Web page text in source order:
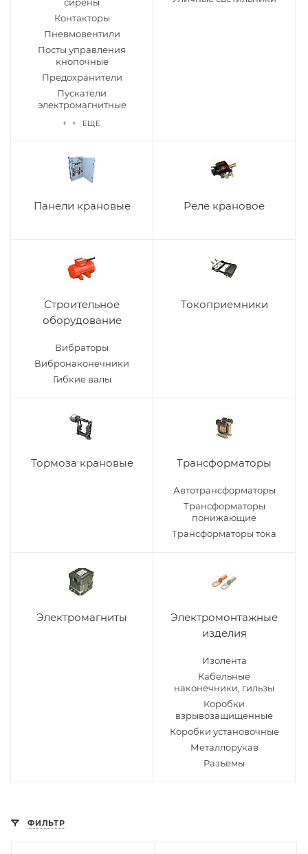
Контакторы
Пневмовентили
Посты управления
кнопочные
Предохранители
Пускатели
электромагнитные
+ + ЕЩЕ
Панели крановые Реле крановое
Строительное
оборудование
Вибраторы
Вибронаконечники
Гибкие валы
Токоприемники
Тормоза крановые Трансформаторы
Автотрансформаторы
Трансформаторы
понижающие
Трансформаторы тока
Электромагниты
Электромонтажные
изделия
Изолента
Кабельные
наконечники, гильзы
Коробки
взрывозащищенные
Коробки установочные
Металлорукав
Разъемы
ФИЛЬТР